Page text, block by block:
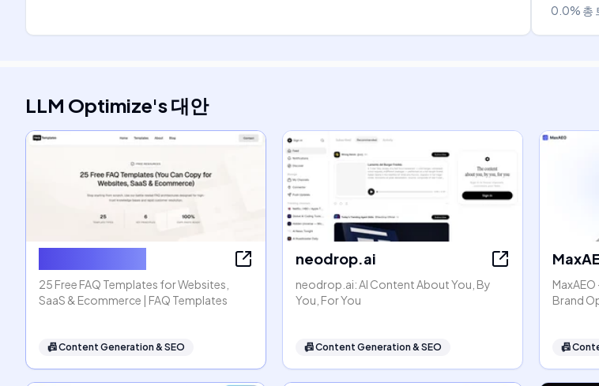
0.0% 총
LLM Optimize's대안
25 Free FAQ Templates for Websites,
SaaS & Ecommerce | FAQ Templates
📠Content Generation & SEO
neodrop.ai
neodrop.ai: AI Content About You, By
You, For You
📠Content Generation & SEO
Brand
📠